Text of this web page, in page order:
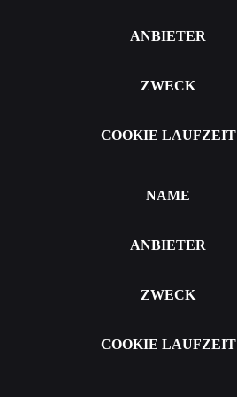
ANBIETER
ZWECK
COOKIE LAUFZEIT
NAME
ANBIETER
ZWECK
COOKIE LAUFZEIT